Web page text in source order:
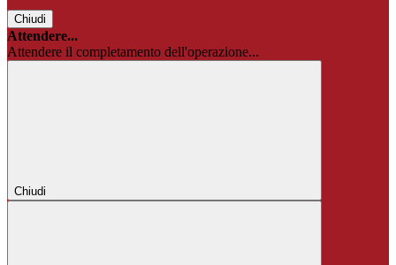
Chiudi
Attendere...
Attendere il completamento dell'operazione...
Chiudi